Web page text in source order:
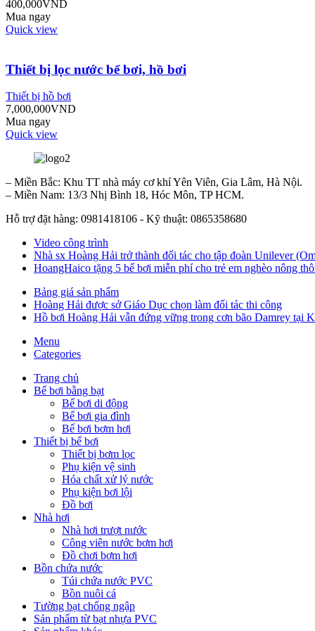
400,000VND
Mua ngay
Quick view
Thiết bị lọc nước bể bơi, hồ bơi
Thiết bị hồ bơi
7,000,000VND
Mua ngay
Quick view
– Miền Bắc: Khu TT nhà máy cơ khí Yên Viên, Gia Lâm, Hà Nội.
– Miền Nam: 13/3 Nhị Bình 18, Hóc Môn, TP HCM.
Hỗ trợ đặt hàng: 0981418106 - Kỹ thuật: 0865358680
Video công trình
Nhà sx Hoàng Hải trở thành đối tác cho tập đoàn Unilever
HoangHaico tặng 5 bể bơi miễn phí cho trẻ em nghèo nông
Bảng giá sản phẩm
Hoàng Hải được sở Giáo Dục chọn làm đối tác thi công
Hồ bơi Hoàng Hải vẫn đứng vững trong cơn bão Damrey tại
Menu
Categories
Trang chủ
Bể bơi bằng bạt
Bể bơi di động
Bể bơi gia đình
Bể bơi bơm hơi
Thiết bị bể bơi
Thiết bị bơm lọc
Phụ kiện vệ sinh
Hóa chất xử lý nước
Phụ kiện bơi lội
Đồ bơi
Nhà hơi
Nhà hơi trượt nước
Công viên nước bơm hơi
Đồ chơi bơm hơi
Bồn chứa nước
Túi chứa nước PVC
Bồn nuôi cá
Tường bạt chống ngập
Sản phẩm từ bạt nhựa PVC